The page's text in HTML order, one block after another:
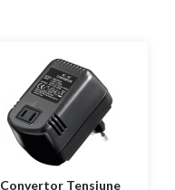
Convertor Tensiune